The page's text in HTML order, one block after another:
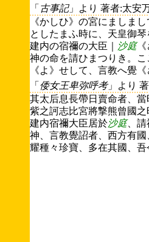
「 古事記」より 著者:太安
《かしひ》の宮にましま
としたまふ時に、天皇御琴
建内の宿禰の大臣｜
沙庭《
神の命を請ひまつりき。
《よ》せして、言教へ覺
「 倭女王卑弥呼考」より
其太后息長帶日賣命者、
紫之訶志比宮將撃熊曾國之
建内宿禰大臣居於沙庭、請
神、言教覺詔者、西方有
耀種々珍寶、多在其國、吾